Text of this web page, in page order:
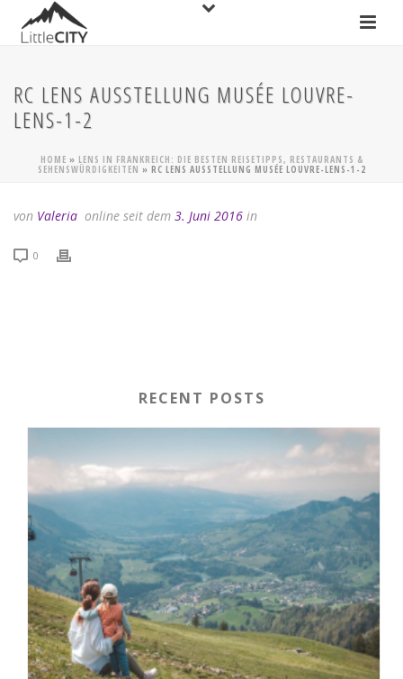
RC LENS AUSSTELLUNG MUSÉE LOUVRE-
LENS-1-2
HOME » LENS IN FRANKREICH: DIE BESTEN REISETIPPS, RESTAURANTS &
SEHENSWÜRDIGKEITEN » RC LENS AUSSTELLUNG MUSÉE LOUVRE-LENS-1-2
von Valeria online seit dem 3. Juni 2016 in
0
RECENT POSTS